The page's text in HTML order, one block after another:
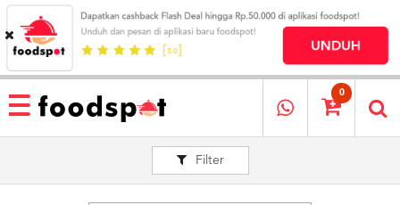
HOME
MENU
RESTAURANT
0
Filter